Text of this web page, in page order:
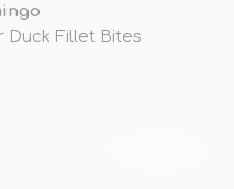
Duck Fillet Bites